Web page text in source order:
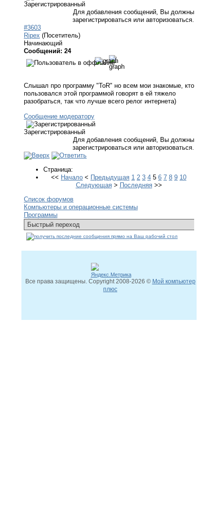
Зарегистрированный
Для добавления сообщений, Вы должны
зарегистрироваться или авторизоваться.
#3603
Ripex (Посетитель)
Начинающий
Сообщений: 24
Слышал про программу "ToR" но всем мои знакомые, кто
пользовался этой программой говорят в ей тяжело
разобраться, так что лучше всего релог интернета)
Сообщение модератору
Зарегистрированный
Для добавления сообщений, Вы должны
зарегистрироваться или авторизоваться.
Страница:
<< Начало < Предыдущая 1 2 3 4 5 6 7 8 9 10
Следующая> Последняя>>
Список форумов
Компьютеры и операционные системы
Программы
Все права защищены. Copyright2008-2026 © Мой компьютер
плюс